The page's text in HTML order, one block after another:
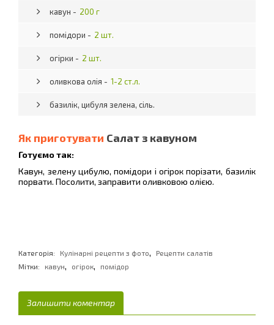
кавун - 200 г
помідори - 2 шт.
огірки - 2 шт.
оливкова олія - 1-2 ст.л.
базилік, цибуля зелена, сіль.
Як приготувати Салат з кавуном
Готуємо так:
Кавун, зелену цибулю, помідори і огірок порізати, базилік
порвати. Посолити, заправити оливковою олією.
Категорія: Кулінарні рецепти з фото,
Рецепти салатів
Мітки:
кавун, огірок, помідор
Залишити коментар